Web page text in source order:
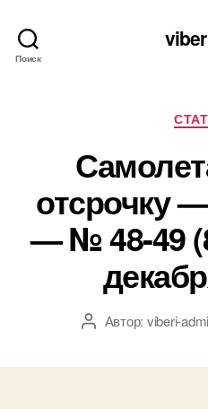
Поиск
— № 48-49
АвторАвтор: viberi-